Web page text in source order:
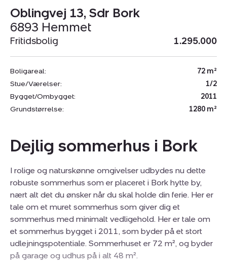
Oblingvej 13, Sdr Bork
6893 Hemmet
Fritidsbolig 1.295.000
Boligareal:
72 m²
Stue/Værelser:
1/2
Bygget/Ombygget:
2011
Grundstørrelse:
1280 m²
Dejlig sommerhus i Bork
I rolige og naturskønne omgivelser udbydes nu dette
robuste sommerhus som er placeret i Bork hytte by,
nært alt det du ønsker når du skal holde din ferie. Her er
tale om et muret sommerhus som giver dig et
sommerhus med minimalt vedligehold. Her er tale om
et sommerhus bygget i 2011, som byder på et stort
udlejningspotentiale. Sommerhuset er 72 m², og byder
på garage og udhus på i alt 48 m².